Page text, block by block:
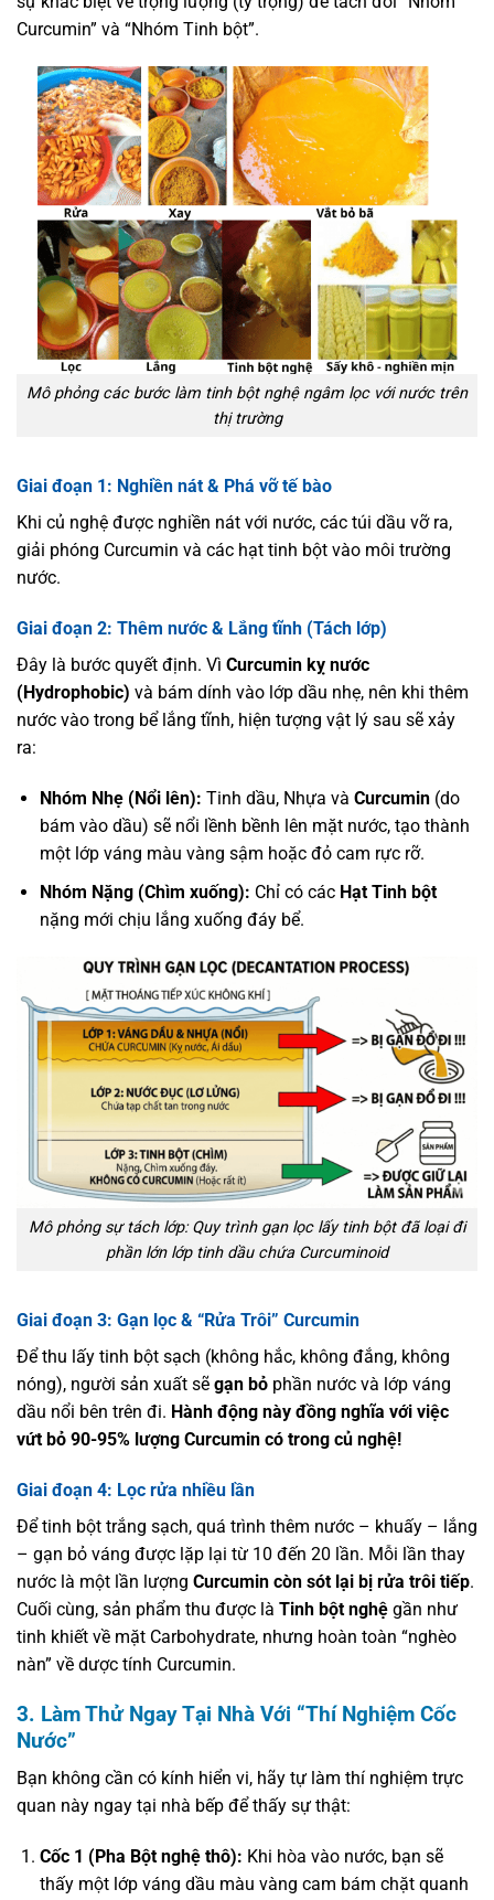
Curcumin” và “Nhóm Tinh bột”.
Mô phỏng các bước làm tinh bột nghệ ngâm lọc với nước trên
thị trường
Giai đoạn 1: Nghiền nát & Phá vỡ tế bào
Khi củ nghệ được nghiền nát với nước, các túi dầu vỡ ra,
giải phóng Curcumin và các hạt tinh bột vào môi trường
nước.
Giai đoạn 2: Thêm nước & Lắng tĩnh (Tách lớp)
Đây là bước quyết định. Vì Curcumin kỵ nước
(Hydrophobic) và bám dính vào lớp dầu nhẹ, nên khi thêm
nước vào trong bể lắng tĩnh, hiện tượng vật lý sau sẽ xảy
ra:
Nhóm Nhẹ (Nổi lên): Tinh dầu, Nhựa và Curcumin(do
bám vào dầu) sẽ nổi lềnh bềnh lên mặt nước, tạo thành
một lớp váng màu vàng sậm hoặc đỏ cam rực rỡ.
Nhóm Nặng (Chìm xuống): Chỉ có các Hạt Tinh bột
nặng mới chịu lắng xuống đáy bể.
Mô phỏng sự tách lớp: Quy trình gạn lọc lấy tinh bột đã loại đi
phần lớn lớp tinh dầu chứa Curcuminoid
Giai đoạn 3: Gạn lọc & “Rửa Trôi” Curcumin
Để thu lấy tinh bột sạch (không hắc, không đắng, không
nóng), người sản xuất sẽ gạn bỏ phần nước và lớp váng
dầu nổi bên trên đi. Hành động này đồng nghĩa với việc
vứt bỏ 90-95% lượng Curcumin có trong củ nghệ!
Giai đoạn 4: Lọc rửa nhiều lần
Để tinh bột trắng sạch, quá trình thêm nước – khuấy – lắng
– gạn bỏ váng được lặp lại từ 10 đến 20 lần. Mỗi lần thay
nước là một lần lượng Curcumin còn sót lại bị rửa trôi tiếp.
Cuối cùng, sản phẩm thu được là Tinh bột nghệ gần như
tinh khiết về mặt Carbohydrate, nhưng hoàn toàn “nghèo
nàn” về dược tính Curcumin.
3. Làm Thử Ngay Tại Nhà Với “Thí Nghiệm Cốc
Nước”
Bạn không cần có kính hiển vi, hãy tự làm thí nghiệm trực
quan này ngay tại nhà bếp để thấy sự thật:
Cốc 1 (Pha Bột nghệ thô): Khi hòa vào nước, bạn sẽ
thấy một lớp váng dầu màu vàng cam bám chặt quanh